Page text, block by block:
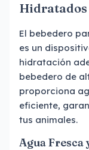
Hidratados
El bebedero
es un
hidratación
bebedero de
proporciona
eficiente,
tus animales.
Agua